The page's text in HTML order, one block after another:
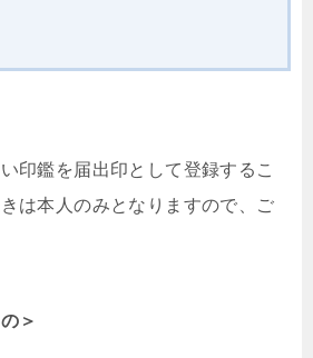
印鑑を届出印として登録するこ
は本人のみとなりますので、ご
＞